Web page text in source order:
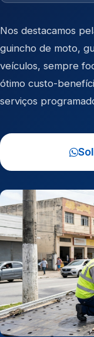
Nos destacamos
guincho de moto,
veículos, sempre
ótimo custo-
serviços